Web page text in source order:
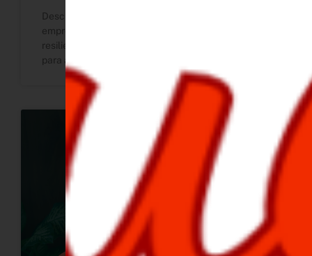
Descubre las mejores series de mujeres
emprendedoras en Netflix que inspiran liderazgo,
resiliencia y creatividad. Además, herramientas
para aplicar lo que aprendas.